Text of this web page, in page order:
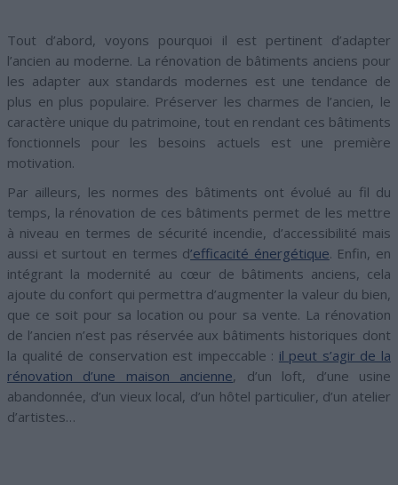
Tout d’abord, voyons pourquoi il est pertinent d’adapter
l’ancien au moderne. La rénovation de bâtiments anciens pour
les adapter aux standards modernes est une tendance de
plus en plus populaire. Préserver les charmes de l’ancien, le
caractère unique du patrimoine, tout en rendant ces bâtiments
fonctionnels pour les besoins actuels est une première
motivation.
Par ailleurs, les normes des bâtiments ont évolué au fil du
temps, la rénovation de ces bâtiments permet de les mettre
à niveau en termes de sécurité incendie, d’accessibilité mais
aussi et surtout en termes d’efficacité énergétique. Enfin, en
intégrant la modernité au cœur de bâtiments anciens, cela
ajoute du confort qui permettra d’augmenter la valeur du bien,
que ce soit pour sa location ou pour sa vente. La rénovation
de l’ancien n’est pas réservée aux bâtiments historiques dont
la qualité de conservation est impeccable : il peut s’agir de la
rénovation d’une maison ancienne, d’un loft, d’une usine
abandonnée, d’un vieux local, d’un hôtel particulier, d’un atelier
d’artistes…